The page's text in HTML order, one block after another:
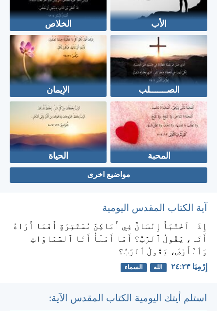
الأب الخلاص
الصـــــــلب الإيمان
المحبة الحياة
مواضيع اخرى
آية الكتاب المقدس اليومية
إِذَا ٱخْتَبَأَ إِنْسَانٌ فِي أَمَاكِنَ مُسْتَتِرَةٍ أَفَمَا أَرَاهُ
أَنَا، يَقُولُ ٱلرَّبُّ؟ أَمَا أَمْلَأُ أَنَا ٱلسَّمَاوَاتِ
وَٱلْأَرْضَ، يَقُولُ ٱلرَّبُّ؟
إِرْمِيَا ٢٣:‏٢٤ الله السماء
استلم أيتك اليومية الكتاب المقدس الآية: